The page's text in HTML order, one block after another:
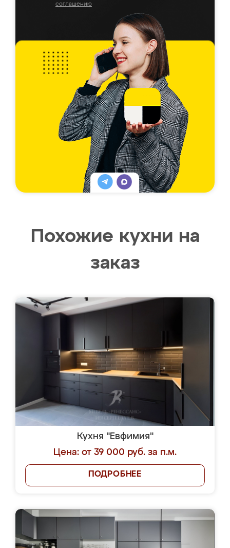
соглашению
Похожие кухни на
заказ
Кухня "Евфимия"
Цена: от 39 000 руб. за п.м.
ПОДРОБНЕЕ